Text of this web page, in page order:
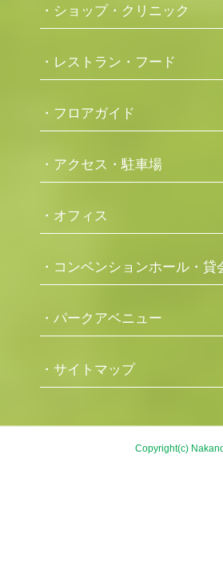
・ショップ・クリニック
・レストラン・フード
・フロアガイド
・アクセス・駐車場
・オフィス
・コンベンションホール・貸
・パークアベニュー
・サイトマップ
Copyright(c)